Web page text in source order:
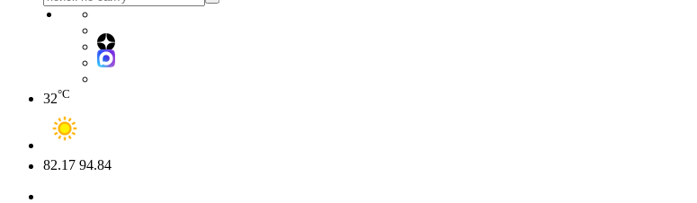
32°C
82.17 94.84